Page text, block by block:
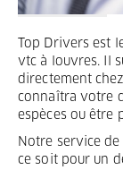
Top Drivers est
vtc à louvres. Il
directement
connaîtra votre
espèces ou être
Notre service
ce soit pour un